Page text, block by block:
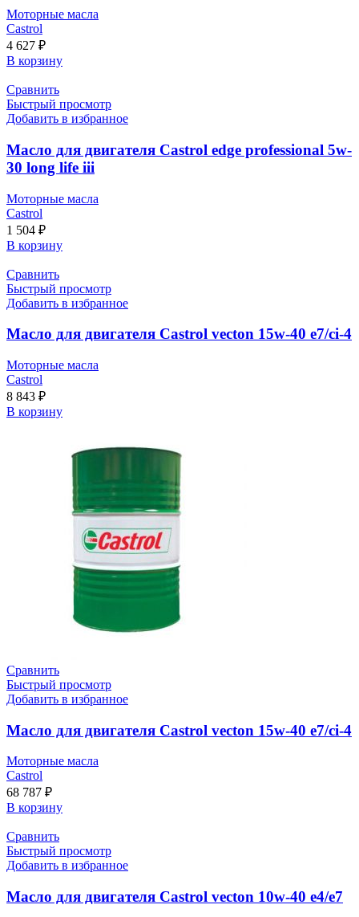
Моторные масла
Castrol
4 627 ₽
В корзину
Сравнить
Быстрый просмотр
Добавить в избранное
Масло для двигателя Castrol edge professional 5w-
30 long life iii
Моторные масла
Castrol
1 504 ₽
В корзину
Сравнить
Быстрый просмотр
Добавить в избранное
Масло для двигателя Castrol vecton 15w-40 e7/ci-4
Моторные масла
Castrol
8 843 ₽
В корзину
Сравнить
Быстрый просмотр
Добавить в избранное
Масло для двигателя Castrol vecton 15w-40 e7/ci-4
Моторные масла
Castrol
68 787 ₽
В корзину
Сравнить
Быстрый просмотр
Добавить в избранное
Масло для двигателя Castrol vecton 10w-40 e4/e7